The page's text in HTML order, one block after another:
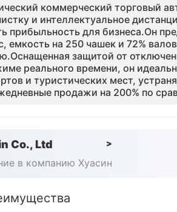
коммерческий торговый
и интеллектуальное
прибыльность для бизнеса.Он
емкость на 250 чашек и 72%
защитой от
реального времени, он
и туристических мест,
продажи на 200% по
Co., Ltd >
в компанию Хуасин